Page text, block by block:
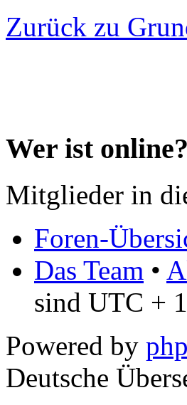
Zurück zu
Wer ist online?
Mitglieder in
Foren-
Das Team •
sind UTC +
Powered by
Deutsche